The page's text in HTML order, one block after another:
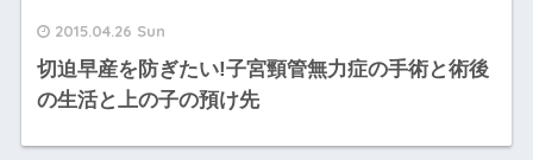
2015.04.26 Sun
切迫早産を防ぎたい!子宮頸管無力症の手術と術後
の生活と上の子の預け先